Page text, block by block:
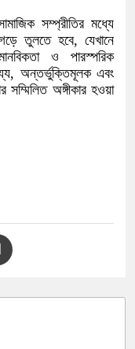
সম্প্রীতির মধ্যে
তুলতে হবে, যেখানে
ও পারস্পরিক
অন্তর্ভুক্তিমূলক এবং
সম্মিলিত অঙ্গীকার হওয়া